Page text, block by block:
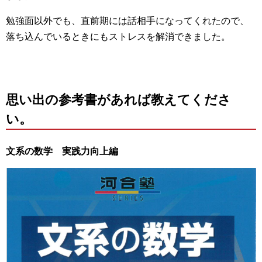
勉強面以外でも、直前期には話相手になってくれたので、
落ち込んでいるときにもストレスを解消できました。
思い出の参考書があれば教えてくださ
い。
文系の数学 実践力向上編